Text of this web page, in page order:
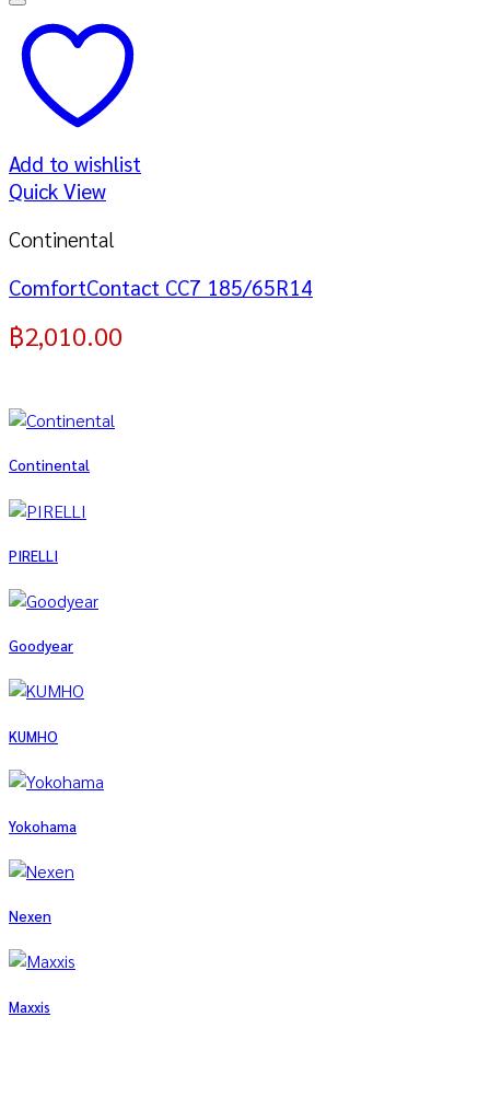
Add to wishlist
Quick View
Continental
ComfortContact CC7 185/65R14
฿2,010.00
Continental
PIRELLI
Goodyear
KUMHO
Yokohama
Nexen
Maxxis